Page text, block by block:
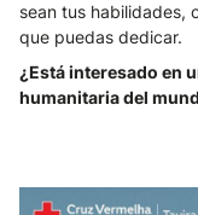
sean tus habilidades,
que puedas dedicar.
¿Está interesado en
humanitaria del